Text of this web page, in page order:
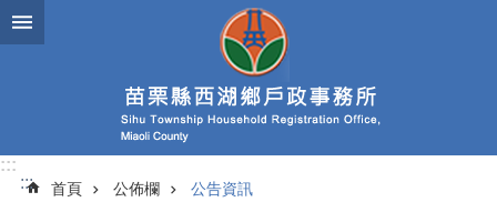
跳到主要內容區塊
:::
:::
首頁 公佈欄 公告資訊